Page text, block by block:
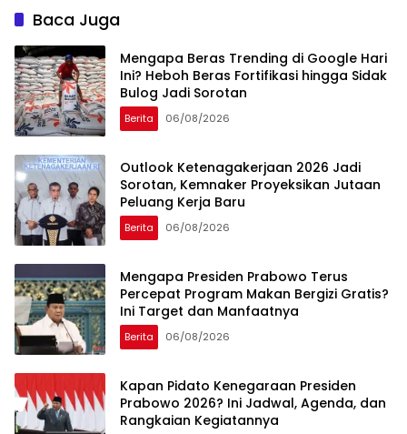
Baca Juga
Mengapa Beras Trending di Google Hari
Ini? Heboh Beras Fortifikasi hingga Sidak
Bulog Jadi Sorotan
Berita 06/08/2026
Outlook Ketenagakerjaan 2026 Jadi
Sorotan, Kemnaker Proyeksikan Jutaan
Peluang Kerja Baru
Berita 06/08/2026
Mengapa Presiden Prabowo Terus
Percepat Program Makan Bergizi Gratis?
Ini Target dan Manfaatnya
Berita 06/08/2026
Kapan Pidato Kenegaraan Presiden
Prabowo 2026? Ini Jadwal, Agenda, dan
Rangkaian Kegiatannya